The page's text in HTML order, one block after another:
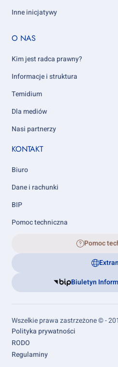
Inne inicjatywy
Footer
5
O NAS
Kim jest radca prawny?
Informacje i struktura
Temidium
Dla mediów
Nasi partnerzy
KONTAKT
Biuro
Dane i rachunki
BIP
Pomoc techniczna
Pomoc
Biuletyn
Wszelkie prawa zastrzeżone © -
Footer
links
Polityka prywatności
RODO
Regulaminy